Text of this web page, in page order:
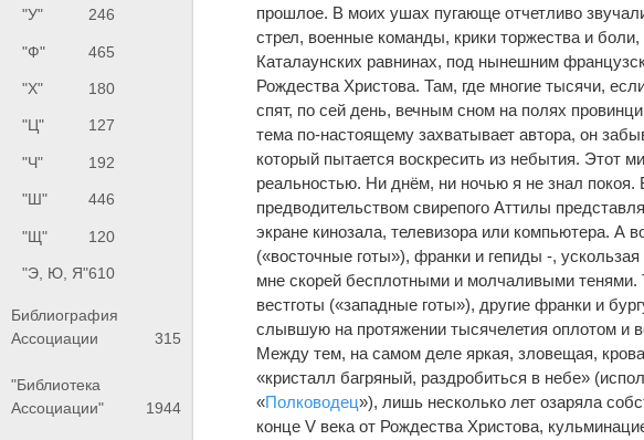
"У" 246
"Ф" 465
"Х" 180
"Ц" 127
"Ч" 192
"Ш" 446
"Щ" 120
"Э, Ю, Я"610
Библиография
Ассоциации
315
"Библиотека
Ассоциации"
1944
прошлое. В моих ушах пугающе отчетливо
стрел, военные команды, крики торжества и
Каталаунских равнинах, под нынешним
Рождества Христова. Там, где многие тысячи,
спят, по сей день, вечным сном на полях
тема по-настоящему захватывает автора, он
который пытается воскресить из небытия. Этот
реальностью. Ни днём, ни ночью я не знал покоя.
предводительством свирепого Аттилы
экране кинозала, телевизора или компьютера. А
(«восточные готы»), франки и гепиды -,
мне скорей бесплотными и молчаливыми тенями.
вестготы («западные готы»), другие франки и
слывшую на протяжении тысячелетия оплотом и
Между тем, на самом деле яркая, зловещая,
«кристалл багряный, раздробиться в небе»
«Полководец»), лишь несколько лет озаряла
конце V века от Рождества Христова,